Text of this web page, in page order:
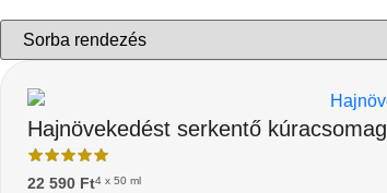
Hajnövekedést serkentő kúracsomag
22 590 Ft4 x 50 ml